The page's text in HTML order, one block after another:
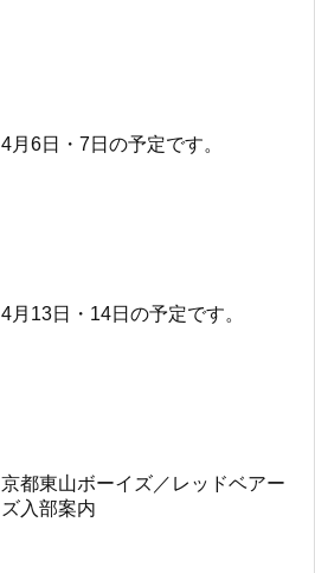
4月6日・7日の予定です。
4月13日・14日の予定です。
京都東山ボーイズ／レッドベアー
ズ入部案内